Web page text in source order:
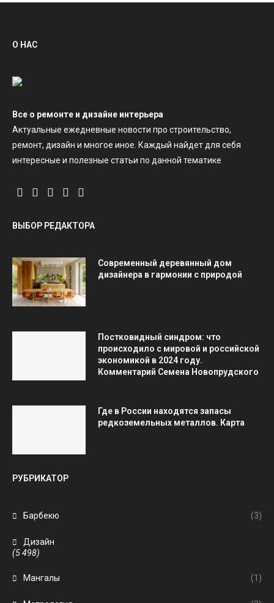
О НАС
Все о ремонте и дизайне интерьера
Актуальные ежедневные новости про строительство,
ремонт, дизайн и многое иное. Каждый найдет для себя
интересные и полезные статьи по данной тематике
ВЫБОР РЕДАКТОРА
Современный деревянный дом
дизайнера в гармонии с природой
Постковидный синдром: что
происходило с мировой и российской
экономикой в 2024 году.
Комментарий Семена Новопрудского
Где в России находятся запасы
редкоземельных металлов. Карта
РУБРИКАТОР
Барбекю (3)
Дизайн
(5 498)
Мангалы (1)